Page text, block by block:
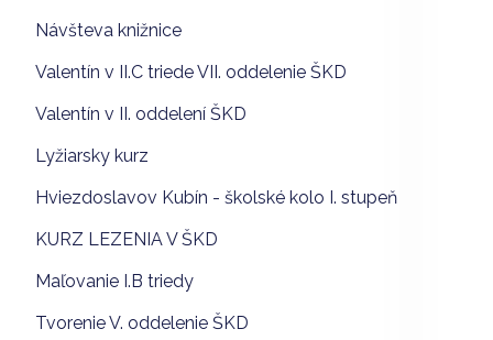
Návšteva knižnice
Valentín v II.C triede VII. oddelenie ŠKD
Valentín v II. oddelení ŠKD
Lyžiarsky kurz
Hviezdoslavov Kubín - školské kolo I. stupeň
KURZ LEZENIA V ŠKD
Maľovanie I.B triedy
Tvorenie V. oddelenie ŠKD